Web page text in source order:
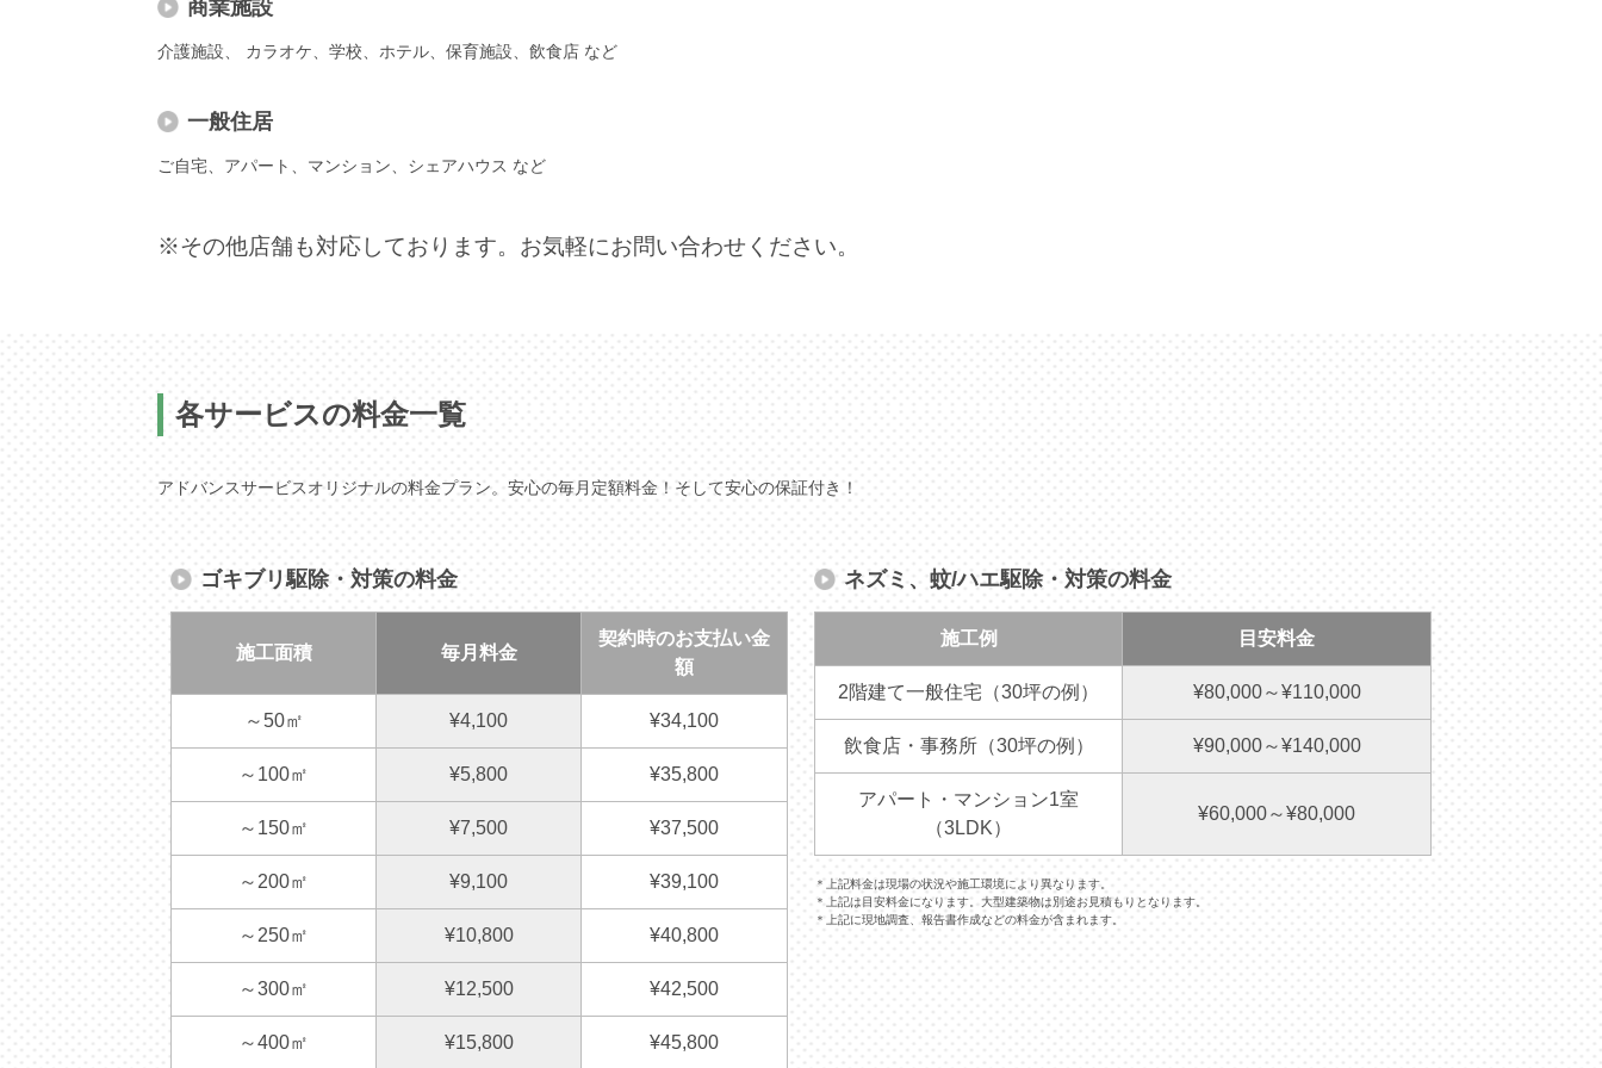
商業施設
介護施設、 カラオケ、学校、ホテル、保育施設、飲食店 など
一般住居
ご自宅、アパート、マンション、シェアハウス など
※その他店舗も対応しております。お気軽にお問い合わせください。
各サービスの料金一覧
アドバンスサービスオリジナルの料金プラン。安心の毎月定額料金！そして安心の保証付き！
ゴキブリ駆除・対策の料金
施工面積 毎月料金
契約時のお支払い金
額
～50㎡ ¥4,100 ¥34,100
～100㎡ ¥5,800 ¥35,800
～150㎡ ¥7,500 ¥37,500
～200㎡ ¥9,100 ¥39,100
～250㎡ ¥10,800 ¥40,800
～300㎡ ¥12,500 ¥42,500
～400㎡ ¥15,800 ¥45,800
ネズミ、蚊/ハエ駆除・対策の料金
施工例 目安料金
2階建て一般住宅（30坪の例） ¥80,000～¥110,000
飲食店・事務所（30坪の例） ¥90,000～¥140,000
アパート・マンション1室
（3LDK）
¥60,000～¥80,000
＊上記料金は現場の状況や施工環境により異なります。
＊上記は目安料金になります。大型建築物は別途お見積もりとなります。
＊上記に現地調査、報告書作成などの料金が含まれます。